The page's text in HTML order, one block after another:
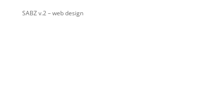
SABZ v.2– web design